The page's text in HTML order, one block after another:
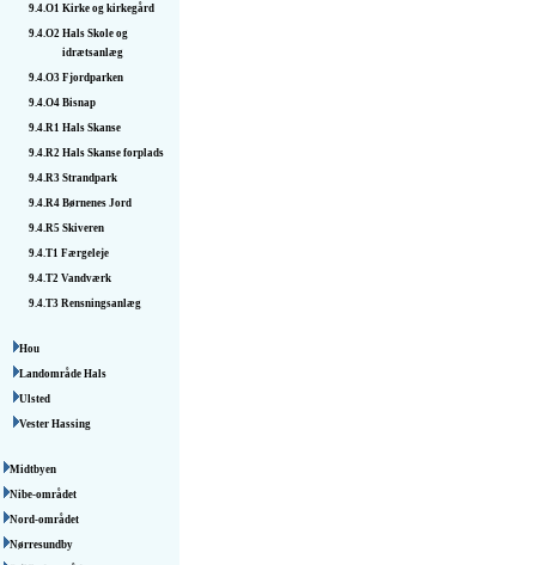
9.4.O1 Kirke og kirkegård
9.4.O2 Hals Skole og
idrætsanlæg
9.4.O3 Fjordparken
9.4.O4 Bisnap
9.4.R1 Hals Skanse
9.4.R2 Hals Skanse forplads
9.4.R3 Strandpark
9.4.R4 Børnenes Jord
9.4.R5 Skiveren
9.4.T1 Færgeleje
9.4.T2 Vandværk
9.4.T3 Rensningsanlæg
Hou
Landområde Hals
Ulsted
Vester Hassing
Midtbyen
Nibe-området
Nord-området
Nørresundby